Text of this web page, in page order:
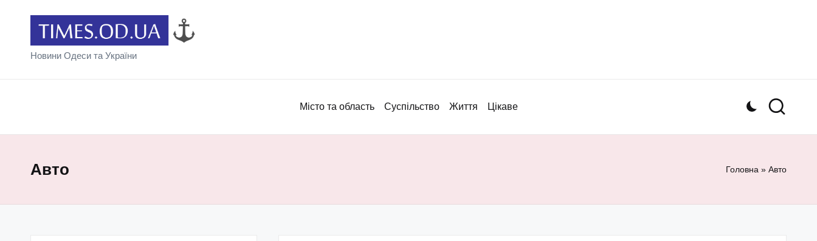
Новини Одеси та України
Місто та область Суспільство Життя Цікаве
Авто Головна » Авто